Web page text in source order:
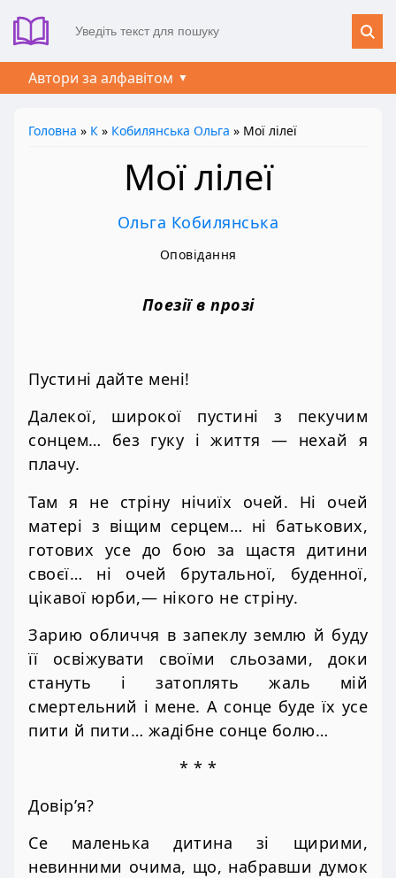
Автори за алфавітом
Головна » К » Кобилянська Ольга » Мої лілеї
Мої лілеї
Ольга Кобилянська
Оповідання
Поезії в прозі
Пустині дайте мені!
Далекої, широкої пустині з пекучим
сонцем… без гуку і життя — нехай я
плачу.
Там я не стріну нічиїх очей. Ні очей
матері з віщим серцем… ні батькових,
готових усе до бою за щастя дитини
своєї… ні очей брутальної, буденної,
цікавої юрби,— нікого не стріну.
Зарию обличчя в запеклу землю й буду
її освіжувати своїми сльозами, доки
стануть і затоплять жаль мій
смертельний і мене. А сонце буде їх усе
пити й пити… жадібне сонце болю…
* * *
Довір’я?
Се маленька дитина зі щирими,
невинними очима, що, набравши думок